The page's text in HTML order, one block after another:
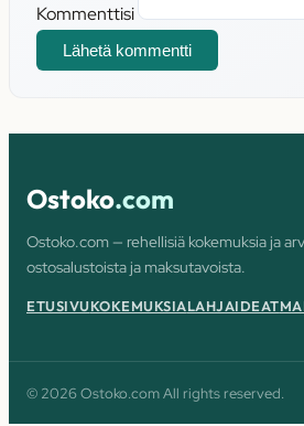
Kommenttisi
Lähetä kommentti
Ostoko.com
Ostoko.com — rehellisiä kokemuksia ja
ostosalustoista ja maksutavoista.
ETUSIVUKOKEMUKSIALAHJAIDEAT
© 2026 Ostoko.com All rights reserved.